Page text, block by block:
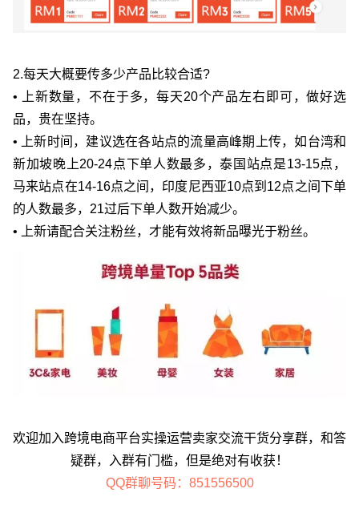
2.每天大概要传多少产品比较合适?
• 上新数量，不在于多，每天20个产品左右即可，做好选
品，贵在坚持。
• 上新时间，建议选在各站点的流量高峰期上传，如台湾和
新加坡晚上20-24点下单人数最多，泰国站点是13-15点，
马来站点在14-16点之间，印度尼西亚10点到12点之间下单
的人数最多，21过后下单人数开始减少。
• 上新请配合关注粉丝，才能有效将新品曝光于粉丝。
欢迎加入跨境电商平台实操运营卖家交流干货分享群，和答
疑群，入群有门槛，但是绝对有收获！
QQ群聊号码：851556500